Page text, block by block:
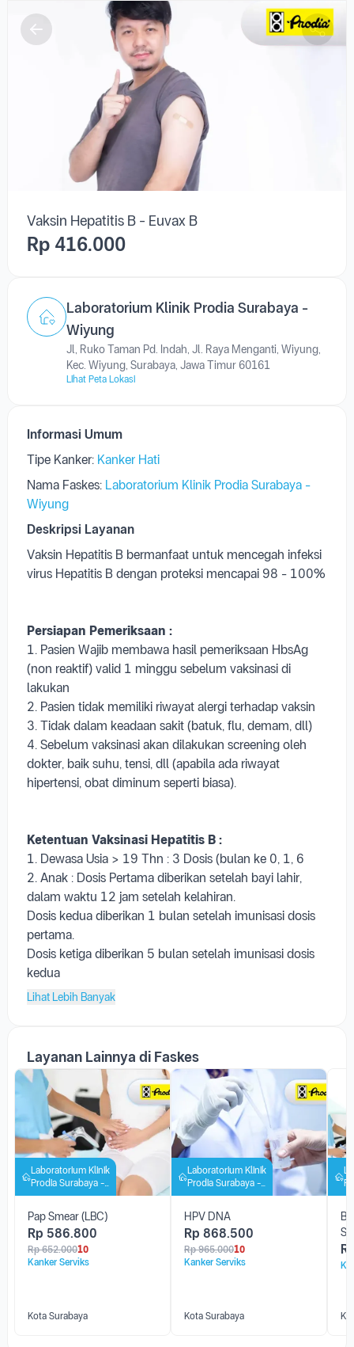
Vaksin Hepatitis B - Euvax B
Rp 416.000
Laboratorium Klinik Prodia Surabaya -
Wiyung
Jl, Ruko Taman Pd. Indah, Jl. Raya Menganti, Wiyung,
Kec. Wiyung, Surabaya, Jawa Timur 60161
Lihat Peta Lokasi
Informasi Umum
Tipe Kanker: Kanker Hati
Nama Faskes: Laboratorium Klinik Prodia Surabaya -
Wiyung
Deskripsi Layanan
Vaksin Hepatitis B bermanfaat untuk mencegah infeksi
virus Hepatitis B dengan proteksi mencapai 98 - 100%
Persiapan Pemeriksaan :
1. Pasien Wajib membawa hasil pemeriksaan HbsAg
(non reaktif) valid 1 minggu sebelum vaksinasi di
lakukan
2. Pasien tidak memiliki riwayat alergi terhadap vaksin
3. Tidak dalam keadaan sakit (batuk, flu, demam, dll)
4. Sebelum vaksinasi akan dilakukan screening oleh
dokter, baik suhu, tensi, dll (apabila ada riwayat
hipertensi, obat diminum seperti biasa).
Ketentuan Vaksinasi Hepatitis B :
1. Dewasa Usia > 19 Thn : 3 Dosis (bulan ke 0, 1, 6
2. Anak : Dosis Pertama diberikan setelah bayi lahir,
dalam waktu 12 jam setelah kelahiran.
Dosis kedua diberikan 1 bulan setelah imunisasi dosis
pertama.
Dosis ketiga diberikan 5 bulan setelah imunisasi dosis
kedua
Lihat Lebih Banyak
Layanan Lainnya di Faskes
Laboratorium Klinik
Prodia Surabaya -
Wiyung
Pap Smear (LBC)
Rp 586.800
Rp 652.00010
Kanker Serviks
Kota Surabaya
Laboratorium Klinik
Prodia Surabaya -
Wiyung
HPV DNA
Rp 868.500
Rp 965.00010
Kanker Serviks
Kota Surabaya